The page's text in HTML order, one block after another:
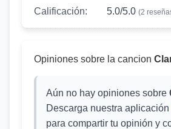
Calificación: 5.0/5.0 (2
Opiniones sobre la cancion
Aún no hay opiniones sobre
Descarga nuestra aplicación
para compartir tu opinión y